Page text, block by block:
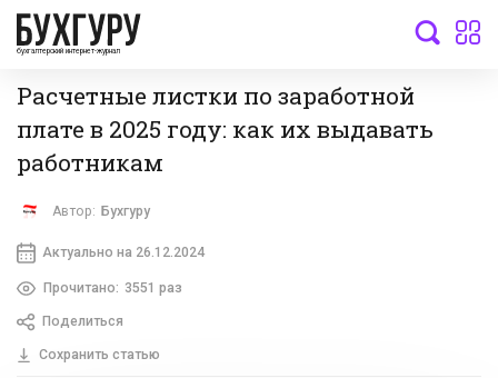
бухгалтерский интернет-журнал
Расчетные листки по заработной
плате в 2025 году: как их выдавать
работникам
Автор: Бухгуру
Актуально на 26.12.2024
Прочитано: 3551 раз
Поделиться
Сохранить статью